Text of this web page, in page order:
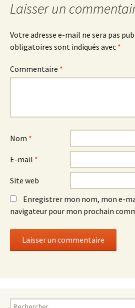
articles
Laisser un
Votre adresse e-mail ne sera pas
obligatoires sont indiqués avec *
Commentaire *
Nom *
E-mail *
Site web
Enregistrer mon nom, mon e-
navigateur pour mon prochain
Rechercher :